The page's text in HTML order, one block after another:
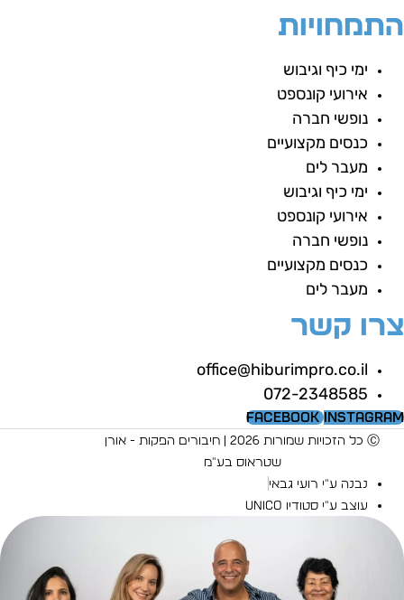
ימי כיף וגיבוש
אירועי קונספט
נופשי חברה
כנסים מקצועיים
מעבר לים
ימי כיף וגיבוש
אירועי קונספט
נופשי חברה
כנסים מקצועיים
מעבר לים
קשר
office@hiburimpro.co.il
072-2348585
Facebook
Ⓒ כל הזכויות שמורות 2026 | חיבורים הפקות - אורן
שטראוס בע"מ
נבנה ע"י רועי גבאי
עוצב ע"י סטודיו UNICO